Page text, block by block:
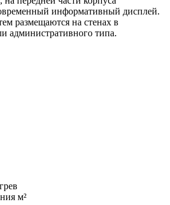
информативный дисплей.
размещаются на стенах в
административного типа.
м²